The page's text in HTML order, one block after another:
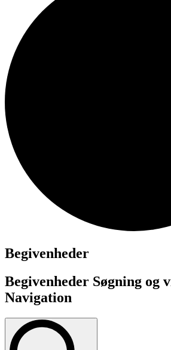
Begivenheder
Begivenheder Søgning og
Navigation